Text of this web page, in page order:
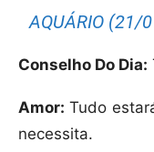
AQUÁRIO (21/
Conselho Do Dia:
Amor: Tudo
necessita.